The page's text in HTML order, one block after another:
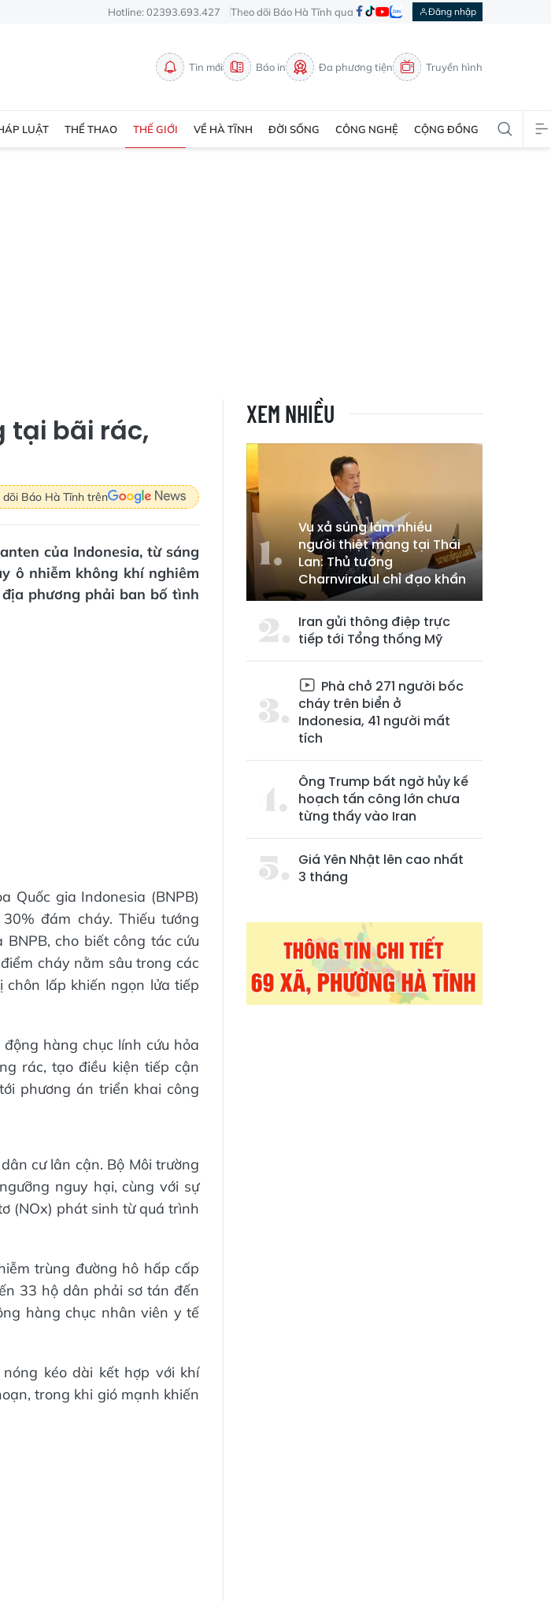
Hotline: 02393.693.427 Theo dõi Báo Hà Tĩnh qua Đăng nhập
Tin mới Báo in Đa phương tiện Truyền hình
LUẬT THỂ THAO THẾ GIỚI VỀ HÀ TĨNH ĐỜI SỐNG CÔNG NGHỆ CỘNG ĐỒNG
tại bãi rác,
dõi Báo Hà Tĩnh trên
của Indonesia, từ sáng
ô nhiễm không khí nghiêm
phương phải ban bố tình
Quốc gia Indonesia (BNPB)
đám cháy. Thiếu tướng
cho biết công tác cứu
cháy nằm sâu trong các
lấp khiến ngọn lửa tiếp
hàng chục lính cứu hỏa
rác, tạo điều kiện tiếp cận
phương án triển khai công
cư lân cận. Bộ Môi trường
nguy hại, cùng với sự
(NOx) phát sinh từ quá trình
trùng đường hô hấp cấp
33 hộ dân phải sơ tán đến
hàng chục nhân viên y tế
kéo dài kết hợp với khí
trong khi gió mạnh khiến
XEM NHIỀU
Vụ xả súng làm nhiều
người thiệt mạng tại Thái
Lan: Thủ tướng
Charnvirakul chỉ đạo khẩn
Iran gửi thông điệp trực
tiếp tới Tổng thống Mỹ
Phà chở 271 người bốc
cháy trên biển ở
Indonesia, 41 người mất
tích
Ông Trump bất ngờ hủy kế
hoạch tấn công lớn chưa
từng thấy vào Iran
Giá Yên Nhật lên cao nhất
3 tháng